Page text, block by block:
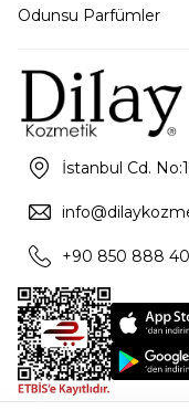
Odunsu Parfümler
İstanbul Cd.
+90 850 888